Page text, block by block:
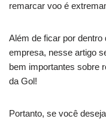
remarcar voo é
Além de ficar por
empresa, nesse artigo
bem importantes sobre
da Gol!
Portanto, se você